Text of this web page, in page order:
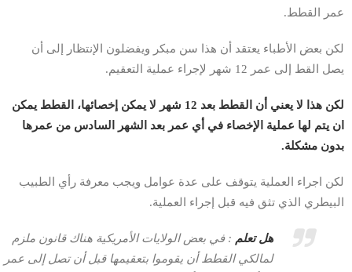
عمر القطط.
لكن بعض الأطباء يعتقد أن هذا سن مبكر ويفضلون الإنتظار إلى أن
يصل القط إلى عمر 12 شهر لإجراء عملية التعقيم.
لكن هذا لا يعني أن القطط بعد 12 شهر لا يمكن إخصائها، القطط يمكن
ان يتم لها عملية الإخصاء في أي عمر بعد الشهر السادس من عمرها
بدون مشكلة.
لكن اجراء العملية يتوقف على عدة عوامل ويجب معرفة رأي الطبيب
البيطري الذي تثق فيه قبل إجراء العملية.
هل تعلم : في بعض الولايات الأمريكية هناك قانون ملزم
لمالكي القطط أن يقوموا بتعقيمها قبل أن تصل إلى عمر